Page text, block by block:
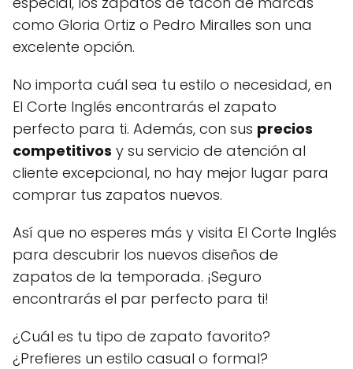
como Gloria Ortiz o Pedro Miralles son una
excelente opción.
No importa cuál sea tu estilo o necesidad, en
El Corte Inglés encontrarás el zapato
perfecto para ti. Además, con sus precios
competitivos y su servicio de atención al
cliente excepcional, no hay mejor lugar para
comprar tus zapatos nuevos.
Así que no esperes más y visita El Corte Inglés
para descubrir los nuevos diseños de
zapatos de la temporada. ¡Seguro
encontrarás el par perfecto para ti!
¿Cuál es tu tipo de zapato favorito?
¿Prefieres un estilo casual o formal?